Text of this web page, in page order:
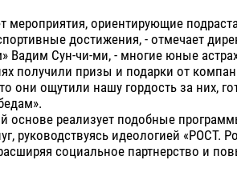
мероприятия, ориентирующие
достижения, - отмечает
Вадим Сун-чи-ми, - многие юные
получили призы и подарки от
они ощутили нашу гордость за них,
основе реализует подобные
руководствуясь идеологией «РОСТ.
социальное партнерство и